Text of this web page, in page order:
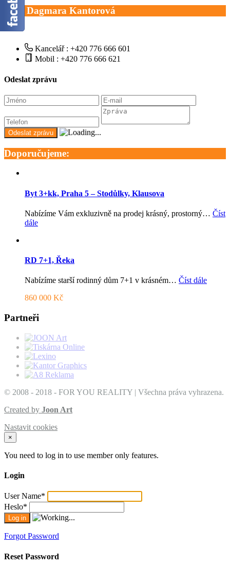
Mgr. Dagmara Kantorová
Kancelář : +420 776 666 601
Mobil : +420 776 666 621
Odeslat zprávu
Doporučujeme:
Byt 3+kk, Praha 5 – Stodůlky, Klausova
Nabízíme Vám exkluzivně na prodej krásný, prostorný… Číst
dále
RD 7+1, Řeka
Nabízíme starší rodinný dům 7+1 v krásném… Číst dále
860 000 Kč
Partneři
© 2008 - 2018 - FOR YOU REALITY | Všechna práva vyhrazena.
Created by Joon Art
Nastavit cookies
×
You need to log in to use member only features.
Login
User Name*
Heslo*
Forgot Password
Reset Password